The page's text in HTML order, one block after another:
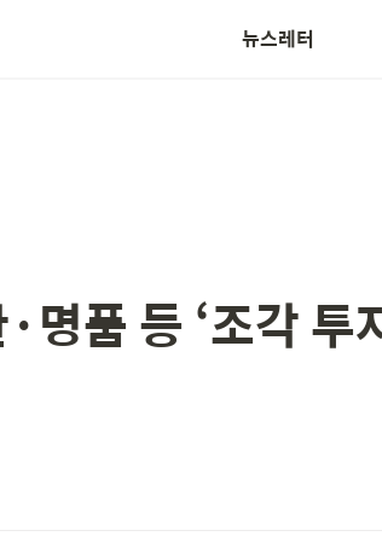
뉴스레터
명품 등 ‘조각 투